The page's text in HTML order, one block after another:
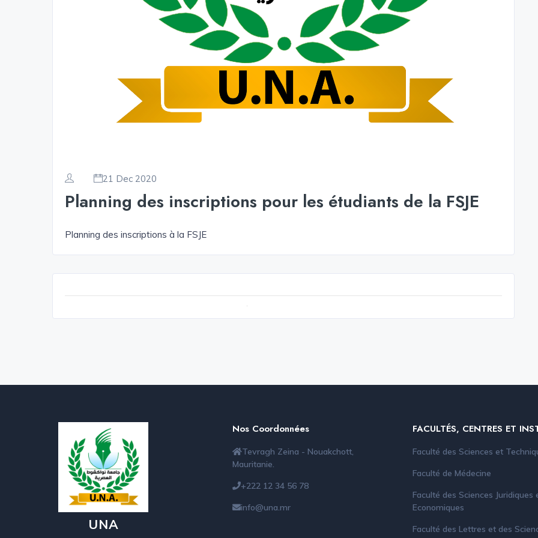
21 Dec 2020
Planning des inscriptions pour les étudiants de la FSJE
Planning des inscriptions à la FSJE
UNA
Nos Coordonnées
Tevragh Zeina - Nouakchott,
Mauritanie.
+222 12 34 56 78
info@una.mr
FACULTÉS, CENTRES ET
Faculté des Sciences et
Faculté de Médecine
Faculté des Sciences Juridiques
Economiques
Faculté des Lettres et des